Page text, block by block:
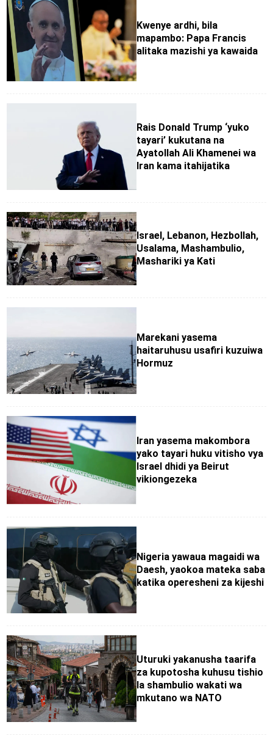
Kwenye ardhi, bila
mapambo: Papa Francis
alitaka mazishi ya kawaida
Rais Donald Trump ‘yuko
tayari’ kukutana na
Ayatollah Ali Khamenei wa
Iran kama itahijatika
Israel, Lebanon, Hezbollah,
Usalama, Mashambulio,
Mashariki ya Kati
Marekani yasema
haitaruhusu usafiri kuzuiwa
Hormuz
Iran yasema makombora
yako tayari huku vitisho vya
Israel dhidi ya Beirut
vikiongezeka
Nigeria yawaua magaidi wa
Daesh, yaokoa mateka saba
katika operesheni za kijeshi
Uturuki yakanusha taarifa
za kupotosha kuhusu tishio
la shambulio wakati wa
mkutano wa NATO